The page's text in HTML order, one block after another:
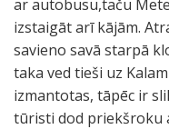
ar autobusu,taču
izstaigāt arī kājām.
savieno savā starpā
taka ved tieši uz
izmantotas, tāpēc ir
tūristi dod priekšroku